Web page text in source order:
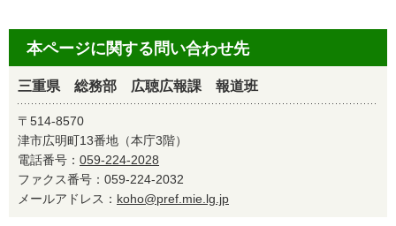
本ページに関する問い合わせ先
三重県 総務部 広聴広報課 報道班
〒514-8570
津市広明町13番地（本庁3階）
電話番号： 059-224-2028
ファクス番号：059-224-2032
メールアドレス： koho@pref.mie.lg.jp